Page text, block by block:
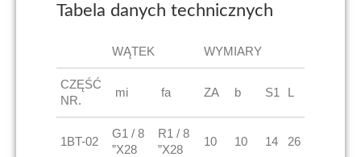
Tabela danych technicznych
WĄTEK WYMIARY
CZĘŚĆ
NR.
mi fa ZA b S1 L
1BT-02
G1 / 8
”X28
R1 / 8
”X28
10 10 14 26